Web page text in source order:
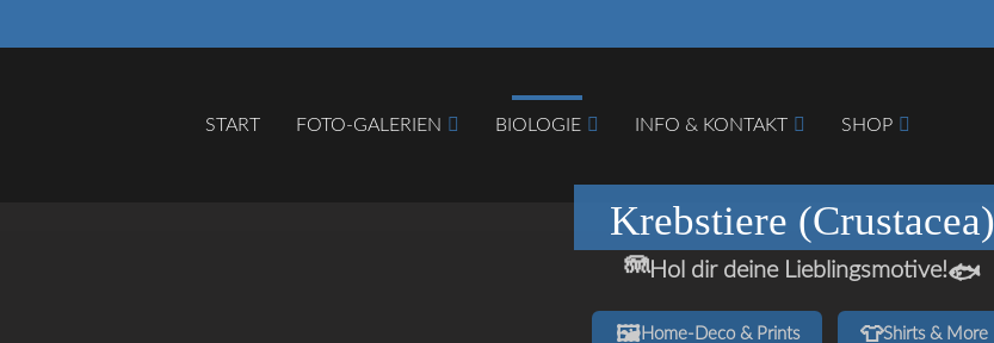
START FOTO-GALERIEN BIOLOGIE INFO & KONTAKT SHOP
Krebstiere (Crustacea)
🪼Hol dir deine Lieblingsmotive!🐟
🖼️Home‑Deco & Prints 👕Shirts & More